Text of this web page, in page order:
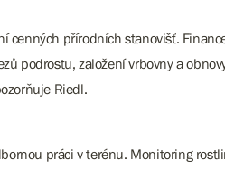
cenných přírodních stanovišť.
podrostu, založení vrbovny a
Riedl.
práci v terénu. Monitoring